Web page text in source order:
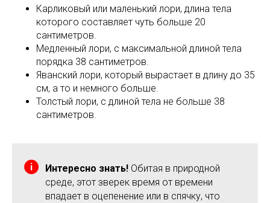
Карликовый или маленький лори, длина тела
которого составляет чуть больше 20
сантиметров.
Медленный лори, с максимальной длиной тела
порядка 38 сантиметров.
Яванский лори, который вырастает в длину до 35
см, а то и немного больше.
Толстый лори, с длиной тела не больше 38
сантиметров.
Интересно знать! Обитая в природной
среде, этот зверек время от времени
впадает в оцепенение или в спячку, что